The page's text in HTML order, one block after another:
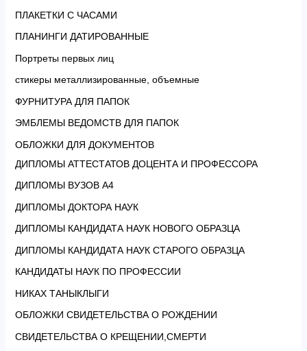
ПЛАКЕТКИ С ЧАСАМИ
ПЛАНИНГИ ДАТИРОВАННЫЕ
Портреты первых лиц
стикеры металлизированные, объемные
ФУРНИТУРА ДЛЯ ПАПОК
ЭМБЛЕМЫ ВЕДОМСТВ ДЛЯ ПАПОК
ОБЛОЖКИ ДЛЯ ДОКУМЕНТОВ
ДИПЛОМЫ АТТЕСТАТОВ ДОЦЕНТА И ПРОФЕССОРА
ДИПЛОМЫ ВУЗОВ А4
ДИПЛОМЫ ДОКТОРА НАУК
ДИПЛОМЫ КАНДИДАТА НАУК НОВОГО ОБРАЗЦА
ДИПЛОМЫ КАНДИДАТА НАУК СТАРОГО ОБРАЗЦА
КАНДИДАТЫ НАУК ПО ПРОФЕССИИ
НИКАХ ТАНЫКЛЫГИ
ОБЛОЖКИ СВИДЕТЕЛЬСТВА О РОЖДЕНИИ
СВИДЕТЕЛЬСТВА О КРЕЩЕНИИ,СМЕРТИ